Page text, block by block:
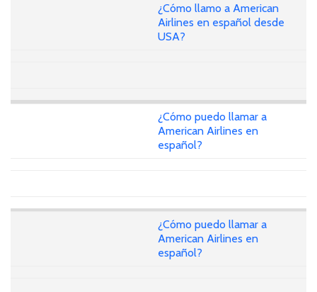
¿Cómo llamo a American
Airlines en español desde
USA?
¿Cómo puedo llamar a
American Airlines en
español?
¿Cómo puedo llamar a
American Airlines en
español?